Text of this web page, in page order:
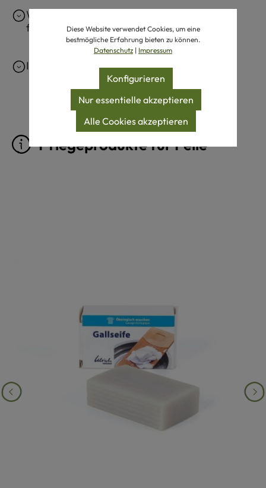
Wie bekomme ich ein Schaffell wieder
flauschig?
Ist echtes Schaffell waschbar?
Pflegeprodukte für Felle
Diese Website verwendet Cookies, um eine
bestmögliche Erfahrung bieten zu können.
Datenschutz | Impressum
Nur essentielle akzeptieren
Konfigurieren
Alle Cookies akzeptieren